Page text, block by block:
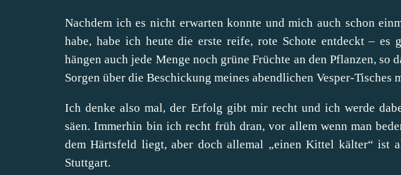
Nachdem ich es nicht erwarten konnte und mich auch schon
habe, habe ich heute die erste reife, rote Schote entdeckt – es
hängen auch jede Menge noch grüne Früchte an den Pflanzen, so
Sorgen über die Beschickung meines abendlichen Vesper-Tisches
Ich denke also mal, der Erfolg gibt mir recht und ich werde
säen. Immerhin bin ich recht früh dran, vor allem wenn man
dem Härtsfeld liegt, aber doch allemal „einen Kittel kälter“ ist
Stuttgart.